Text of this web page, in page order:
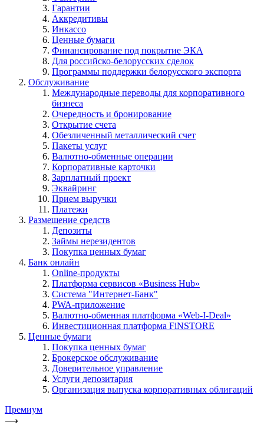
Гарантии
Аккредитивы
Инкассо
Ценные бумаги
Финансирование под покрытие ЭКА
Для российско-белорусских сделок
Программы поддержки белорусского экспорта
Обслуживание
Международные переводы для корпоративного
бизнеса
Очередность и бронирование
Открытие счета
Обезличенный металлический счет
Пакеты услуг
Валютно-обменные операции
Корпоративные карточки
Зарплатный проект
Эквайринг
Прием выручки
Платежи
Размещение средств
Депозиты
Займы нерезидентов
Покупка ценных бумаг
Банк онлайн
Online-продукты
Платформа сервисов «Business Hub»
Система "Интернет-Банк"
PWA-приложение
Валютно-обменная платформа «Web-I-Deal»
Инвестиционная платформа FiNSTORE
Ценные бумаги
Покупка ценных бумаг
Брокерское обслуживание
Доверительное управление
Услуги депозитария
Организация выпуска корпоративных облигаций
Премиум
⟶